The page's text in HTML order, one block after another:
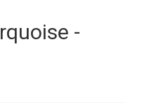
-